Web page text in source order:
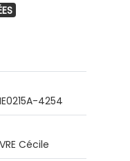
4254
Cécile